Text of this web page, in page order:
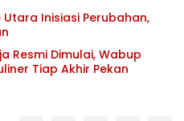
Utara Inisiasi Perubahan,
Resmi Dimulai, Wabup
Tiap Akhir Pekan